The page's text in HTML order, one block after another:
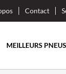
Contact
MEILLEURS PNEUS